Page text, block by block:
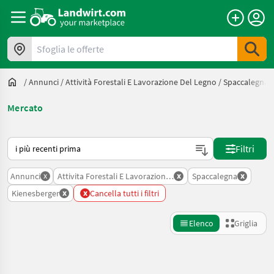
Sfoglia le offerte
/Annunci /Attività Forestali E Lavorazione Del Legno /Spaccalegna
Mercato
Ecco come viene ordinato su Landwirt.com
Filtri
Annunci x Attivita Forestali E Lavorazione Del Legno
x Spaccalegna x
Kienesberger x x Cancella tutti i filtri
Elenco Griglia